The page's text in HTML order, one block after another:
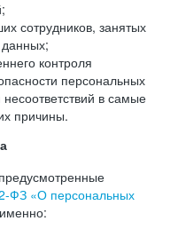
сотрудников, занятых
контроля
персональных
в самые
причины.
ФЗ «О персональных